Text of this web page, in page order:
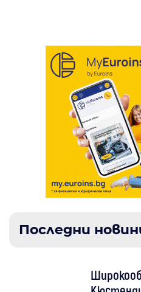
Последни